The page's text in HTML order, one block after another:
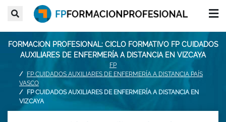
FORMACION PROFESIONAL: CICLO FORMATIVO FP CUIDADOS
AUXILIARES DE ENFERMERÍA A DISTANCIA EN VIZCAYA
FP
FP CUIDADOS AUXILIARES DE ENFERMERÍA A DISTANCIA PAÍS
VASCO
FP CUIDADOS AUXILIARES DE ENFERMERÍA A DISTANCIA EN
VIZCAYA